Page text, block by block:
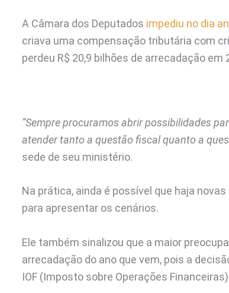
A Câmara dos Deputados impediu no dia
criava uma compensação tributária com
perdeu R$ 20,9 bilhões de arrecadação
“Sempre procuramos abrir possibilidades
atender tanto a questão fiscal quanto a
sede de seu ministério.
Na prática, ainda é possível que haja
para apresentar os cenários.
Ele também sinalizou que a maior
arrecadação do ano que vem, pois a
IOF (Imposto sobre Operações